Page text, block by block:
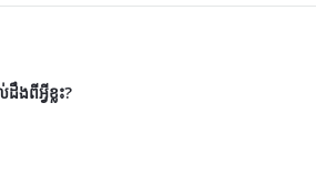
ងពីអ្វីខ្លះ?